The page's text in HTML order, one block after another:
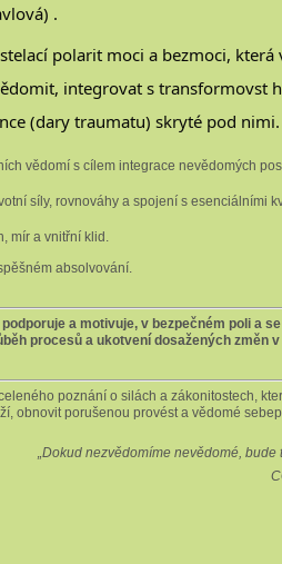
.
polarit moci a bezmoci, která
integrovat s transformovst
(dary traumatu) skryté pod nimi.
vědomí s cílem integrace nevědomých
síly, rovnováhy a spojení s esenciálními
mír a vnitřní klid.
absolvování.
a motivuje, v bezpečném poli a
procesů a ukotvení dosažených změn v
poznání o silách a zákonitostech,
obnovit porušenou provést a vědomé
„Dokud nezvědomíme nevědomé,